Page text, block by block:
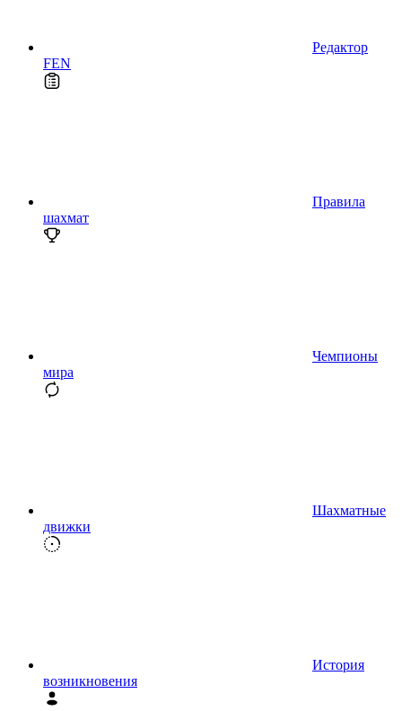
Редактор
FEN
Правила
шахмат
Чемпионы
мира
Шахматные
движки
История
возникновения